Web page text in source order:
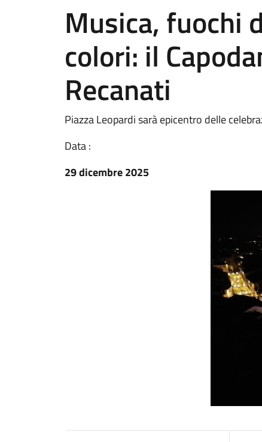
Musica, fuochi
colori: il
Recanati
Piazza Leopardi sarà epicentro delle
Data :
29 dicembre 2025